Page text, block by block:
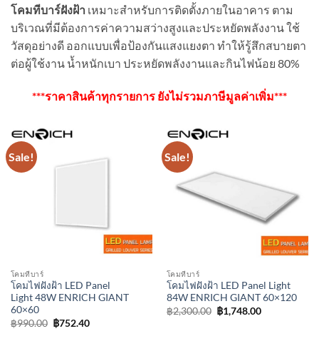
โคมทีบาร์ฝังฝ้า เหมาะสำหรับการติดตั้งภายในอาคาร ตาม
บริเวณที่มีต้องการค่าความสว่างสูงและประหยัดพลังงาน ใช้
วัสดุอย่างดี ออกแบบเพื่อป้องกันแสงแยงตา ทำให้รู้สึกสบายตา
ต่อผู้ใช้งาน น้ำหนักเบา ประหยัดพลังงานและกินไฟน้อย 80%
***ราคาสินค้าทุกรายการ ยังไม่รวมภาษีมูลค่าเพิ่ม***
Sale!
โคมทีบาร์
โคมไฟฝังฝ้า LED Panel
Light 48W ENRICH GIANT
60×60
฿990.00 Original
price
฿752.40Current
Sale!
โคมทีบาร์
โคมไฟฝังฝ้า LED Panel Light
84W ENRICH GIANT 60×120
฿2,300.00 Original
price
฿1,748.00Current